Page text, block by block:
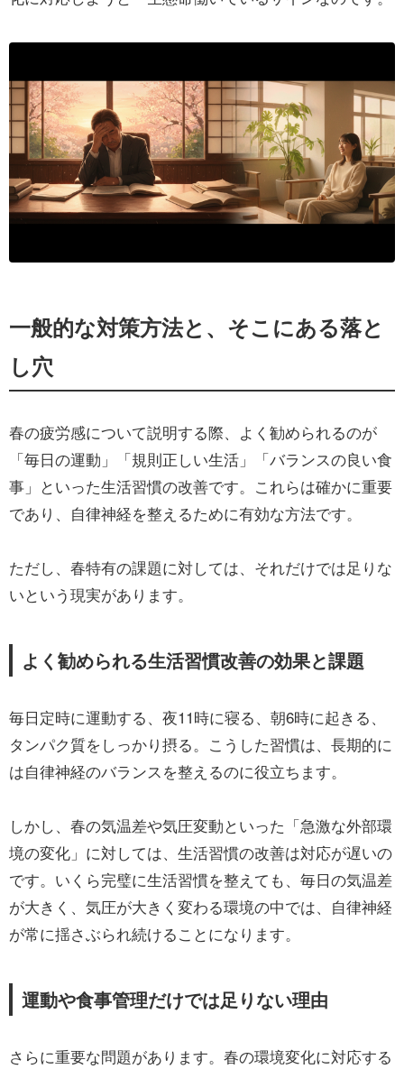
一般的な対策方法と、そこにある落と
し穴
春の疲労感について説明する際、よく勧められるのが
「毎日の運動」「規則正しい生活」「バランスの良い食
事」といった生活習慣の改善です。これらは確かに重要
であり、自律神経を整えるために有効な方法です。
ただし、春特有の課題に対しては、それだけでは足りな
いという現実があります。
よく勧められる生活習慣改善の効果と課題
毎日定時に運動する、夜11時に寝る、朝6時に起きる、
タンパク質をしっかり摂る。こうした習慣は、長期的に
は自律神経のバランスを整えるのに役立ちます。
しかし、春の気温差や気圧変動といった「急激な外部環
境の変化」に対しては、生活習慣の改善は対応が遅いの
です。いくら完璧に生活習慣を整えても、毎日の気温差
が大きく、気圧が大きく変わる環境の中では、自律神経
が常に揺さぶられ続けることになります。
運動や食事管理だけでは足りない理由
さらに重要な問題があります。春の環境変化に対応する